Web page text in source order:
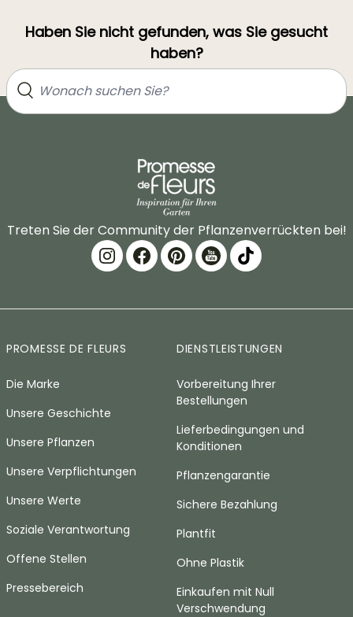
Haben Sie nicht gefunden, was Sie gesucht
haben?
Treten Sie der Community der Pflanzenverrückten bei!
PROMESSE DE FLEURS
Die Marke
Unsere Geschichte
Unsere Pflanzen
Unsere Verpflichtungen
Unsere Werte
Soziale Verantwortung
Offene Stellen
Pressebereich
DIENSTLEISTUNGEN
Vorbereitung Ihrer
Bestellungen
Lieferbedingungen und
Konditionen
Pflanzengarantie
Sichere Bezahlung
Plantfit
Ohne Plastik
Einkaufen mit Null
Verschwendung